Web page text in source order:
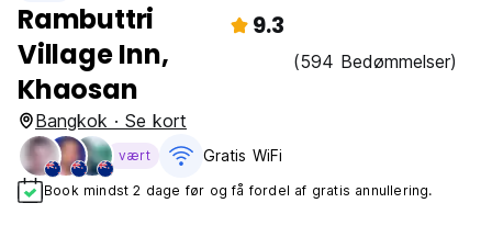
Rambuttri
Village Inn,
Khaosan
9.3
(594 Bedømmelser)
Bangkok · Se kort
vært Gratis WiFi
Book mindst 2 dage før og få fordel af gratis annullering.